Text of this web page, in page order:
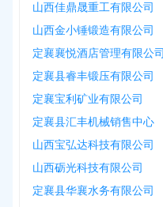
山西佳鼎晟重工有限公司
山西金小锤锻造有限公司
定襄襄悦酒店管理有限公司
定襄县睿丰锻压有限公司
定襄宝利矿业有限公司
定襄县汇丰机械销售中心
山西宝弘达科技有限公司
山西砺光科技有限公司
定襄县华襄水务有限公司